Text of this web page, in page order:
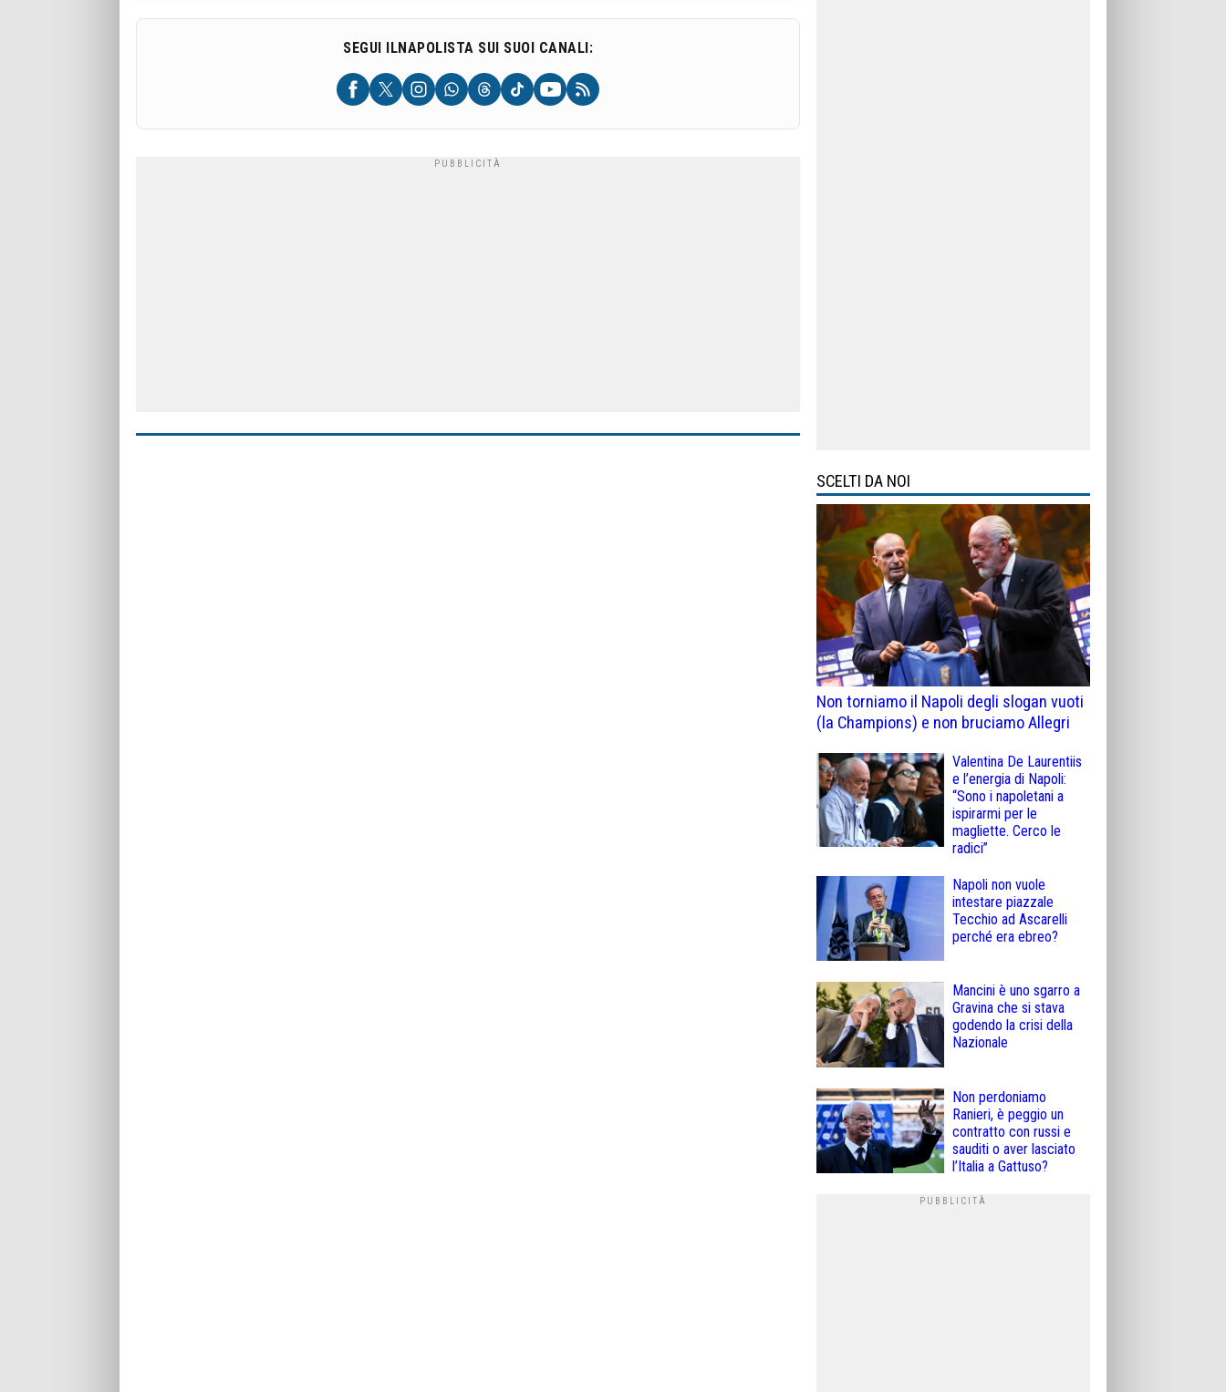
SEGUI ILNAPOLISTA SUI SUOI CANALI:
SCELTI DA NOI
Non torniamo il Napoli degli slogan vuoti
(la Champions) e non bruciamo Allegri
Valentina De Laurentiis
e l’energia di Napoli:
“Sono i napoletani a
ispirarmi per le
magliette. Cerco le
radici”
Napoli non vuole
intestare piazzale
Tecchio ad Ascarelli
perché era ebreo?
Mancini è uno sgarro a
Gravina che si stava
godendo la crisi della
Nazionale
Non perdoniamo
Ranieri, è peggio un
contratto con russi e
sauditi o aver lasciato
l’Italia a Gattuso?